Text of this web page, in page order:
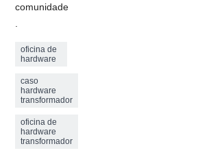
comunidade
oficina de
hardware
caso
hardware
transformador
oficina de
hardware
transformador